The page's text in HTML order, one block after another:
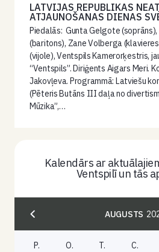
LATVIJAS REPUBLIKAS
ATJAUNOŠANAS DIENAS
Piedalās: Gunta Gelgote (soprāns),
(baritons), Zane Volberga
(vijole), Ventspils Kamerorķestris,
“Ventspils”. Diriģents Aigars Meri.
Jakovļeva. Programmā: Latviešu
(Pēteris Butāns III daļa no
Mūzika”,…
Kalendārs ar
Ventspilī un tās
AUGUSTS
P. O. T. C.